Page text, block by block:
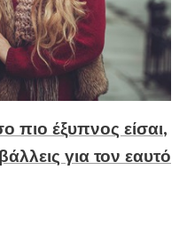
πιο έξυπνος είσαι,
για τον εαυτό